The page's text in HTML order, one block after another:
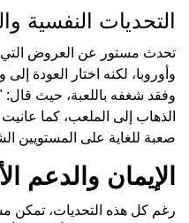
التحديات النفسية
تحدث مستور عن العروض التي
وأوروبا، لكنه اختار العودة
وفقد شغفه باللعبة، حيث قال:
الذهاب إلى الملعب، كما
صعبة للغاية على المستويين
الإيمان والدعم
رغم كل هذه التحديات، تمكن